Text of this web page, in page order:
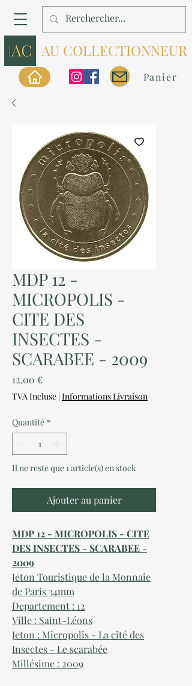
AU COLLECTIONNEUR
Panier
MDP 12 -
MICROPOLIS -
CITE DES
INSECTES -
SCARABEE - 2009
12,00 €Prix
TVA Incluse | Informations Livraison
Quantité *
Il ne reste que 1 article(s) en stock
Ajouter au panier
MDP 12 - MICROPOLIS - CITE
DES INSECTES - SCARABEE -
2009
Jeton Touristique de la Monnaie
de Paris 34mm
Departement : 12
Ville : Saint-Léons
Jeton : Micropolis - La cité des
Insectes - Le scarabée
Millésime : 2009